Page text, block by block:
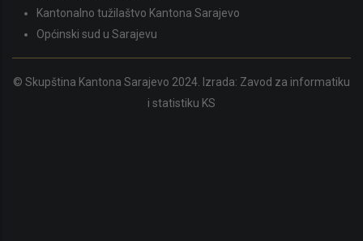
Kantonalno tužilaštvo Kantona Sarajevo
Općinski sud u Sarajevu
© Skupština Kantona Sarajevo 2024. Izrada: Zavod za informatiku
i statistiku KS